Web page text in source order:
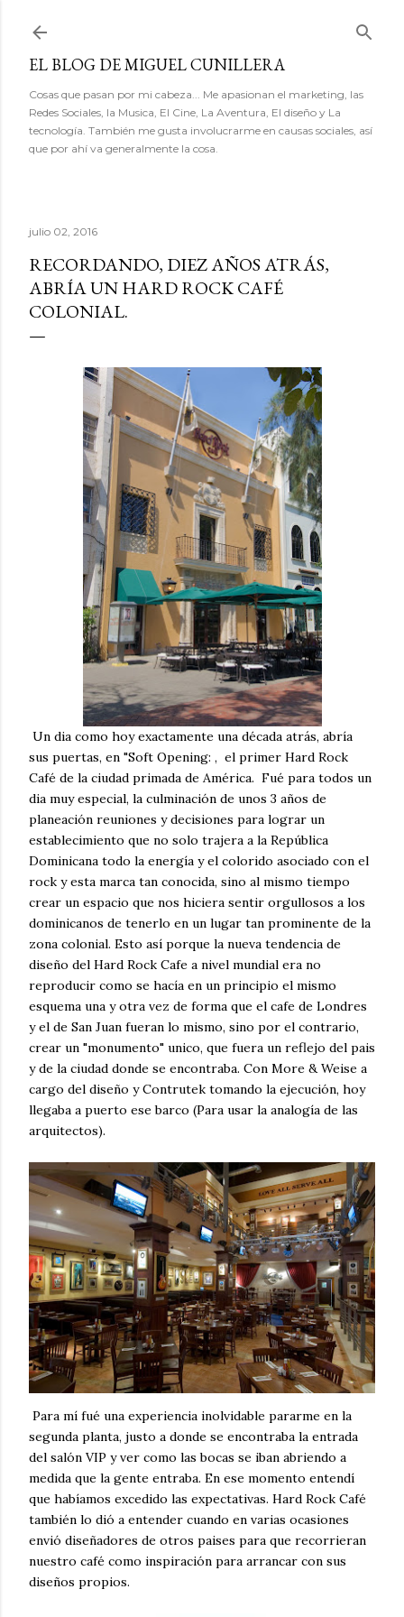
EL BLOG DE MIGUEL CUNILLERA
Cosas que pasan por mi cabeza... Me apasionan el marketing, las
Redes Sociales, la Musica, El Cine, La Aventura, El diseño y La
tecnología. También me gusta involucrarme en causas sociales, así
que por ahí va generalmente la cosa.
julio 02, 2016
RECORDANDO, DIEZ AÑOS ATRÁS,
ABRÍA UN HARD ROCK CAFÉ
COLONIAL.
Un dia como hoy exactamente una década atrás, abría
sus puertas, en "Soft Opening: , el primer Hard Rock
Café de la ciudad primada de América. Fué para todos un
dia muy especial, la culminación de unos 3 años de
planeación reuniones y decisiones para lograr un
establecimiento que no solo trajera a la República
Dominicana todo la energía y el colorido asociado con el
rock y esta marca tan conocida, sino al mismo tiempo
crear un espacio que nos hiciera sentir orgullosos a los
dominicanos de tenerlo en un lugar tan prominente de la
zona colonial. Esto así porque la nueva tendencia de
diseño del Hard Rock Cafe a nivel mundial era no
reproducir como se hacía en un principio el mismo
esquema una y otra vez de forma que el cafe de Londres
y el de San Juan fueran lo mismo, sino por el contrario,
crear un "monumento" unico, que fuera un reflejo del pais
y de la ciudad donde se encontraba. Con More & Weise a
cargo del diseño y Contrutek tomando la ejecución, hoy
llegaba a puerto ese barco (Para usar la analogía de las
arquitectos).
Para mí fué una experiencia inolvidable pararme en la
segunda planta, justo a donde se encontraba la entrada
del salón VIP y ver como las bocas se iban abriendo a
medida que la gente entraba. En ese momento entendí
que habíamos excedido las expectativas. Hard Rock Café
también lo dió a entender cuando en varias ocasiones
envió diseñadores de otros paises para que recorrieran
nuestro café como inspiración para arrancar con sus
diseños propios.